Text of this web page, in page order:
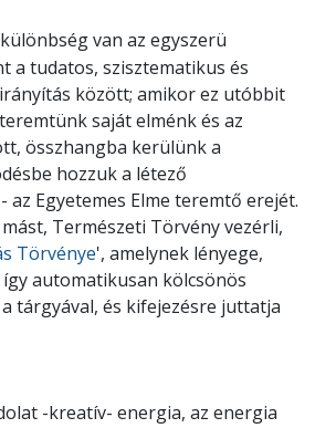
van az egyszerü
a tudatos, szisztematikus és
között; amikor ez utóbbit
saját elménk és az
összhangba kerülünk a
hozzuk a létező
Egyetemes Elme teremtő erejét.
Természeti Törvény vezérli,
Törvénye', amelynek lényege,
automatikusan kölcsönös
tárgyával, és kifejezésre juttatja
-kreatív- energia, az energia